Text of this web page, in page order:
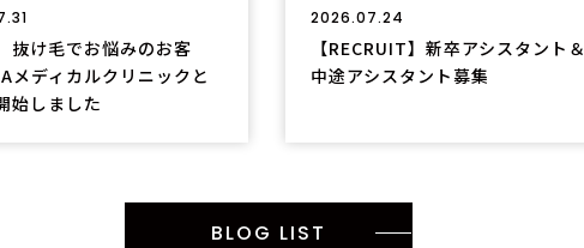
抜け毛でお悩みのお客
メディカルクリニックと
始しました
2026.07.24
【RECRUIT】新卒アシスタント＆
中途アシスタント募集
BLOG LIST